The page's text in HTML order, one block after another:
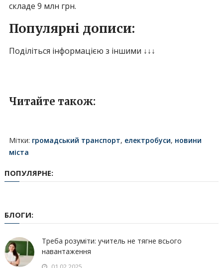
складе 9 млн грн.
Популярні дописи:
Поділіться інформацією з іншими ↓↓↓
Читайте також:
Мітки: громадський транспорт, електробуси, новини
міста
ПОПУЛЯРНЕ:
БЛОГИ:
Треба розуміти: учитель не тягне всього
навантаження